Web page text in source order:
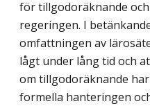
för tillgodoräknande
regeringen. I
omfattningen av
lågt under lång tid och
om tillgodoräknande
formella hanteringen